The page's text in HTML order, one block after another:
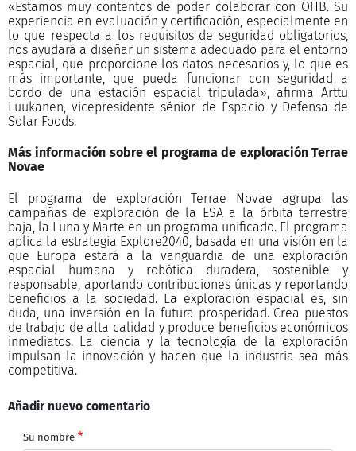
«Estamos muy contentos de poder colaborar con OHB. Su
experiencia en evaluación y certificación, especialmente en
lo que respecta a los requisitos de seguridad obligatorios,
nos ayudará a diseñar un sistema adecuado para el entorno
espacial, que proporcione los datos necesarios y, lo que es
más importante, que pueda funcionar con seguridad a
bordo de una estación espacial tripulada», afirma Arttu
Luukanen, vicepresidente sénior de Espacio y Defensa de
Solar Foods.
Más información sobre el programa de exploración Terrae
Novae
El programa de exploración Terrae Novae agrupa las
campañas de exploración de la ESA a la órbita terrestre
baja, la Luna y Marte en un programa unificado. El programa
aplica la estrategia Explore2040, basada en una visión en la
que Europa estará a la vanguardia de una exploración
espacial humana y robótica duradera, sostenible y
responsable, aportando contribuciones únicas y reportando
beneficios a la sociedad. La exploración espacial es, sin
duda, una inversión en la futura prosperidad. Crea puestos
de trabajo de alta calidad y produce beneficios económicos
inmediatos. La ciencia y la tecnología de la exploración
impulsan la innovación y hacen que la industria sea más
competitiva.
Añadir nuevo comentario
Su nombre